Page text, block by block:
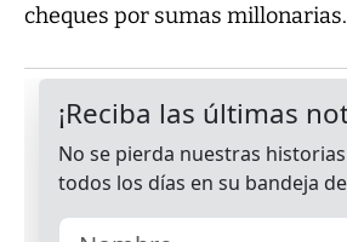
cheques por sumas millonarias.